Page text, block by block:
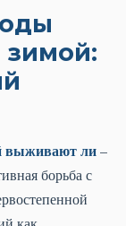
зимой:
выживают ли–
борьба с